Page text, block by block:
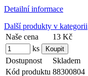
Detailní informace
Další produkty v kategorii
Naše cena
13 Kč
ks
Dostupnost
Skladem
Kód produktu 88300804